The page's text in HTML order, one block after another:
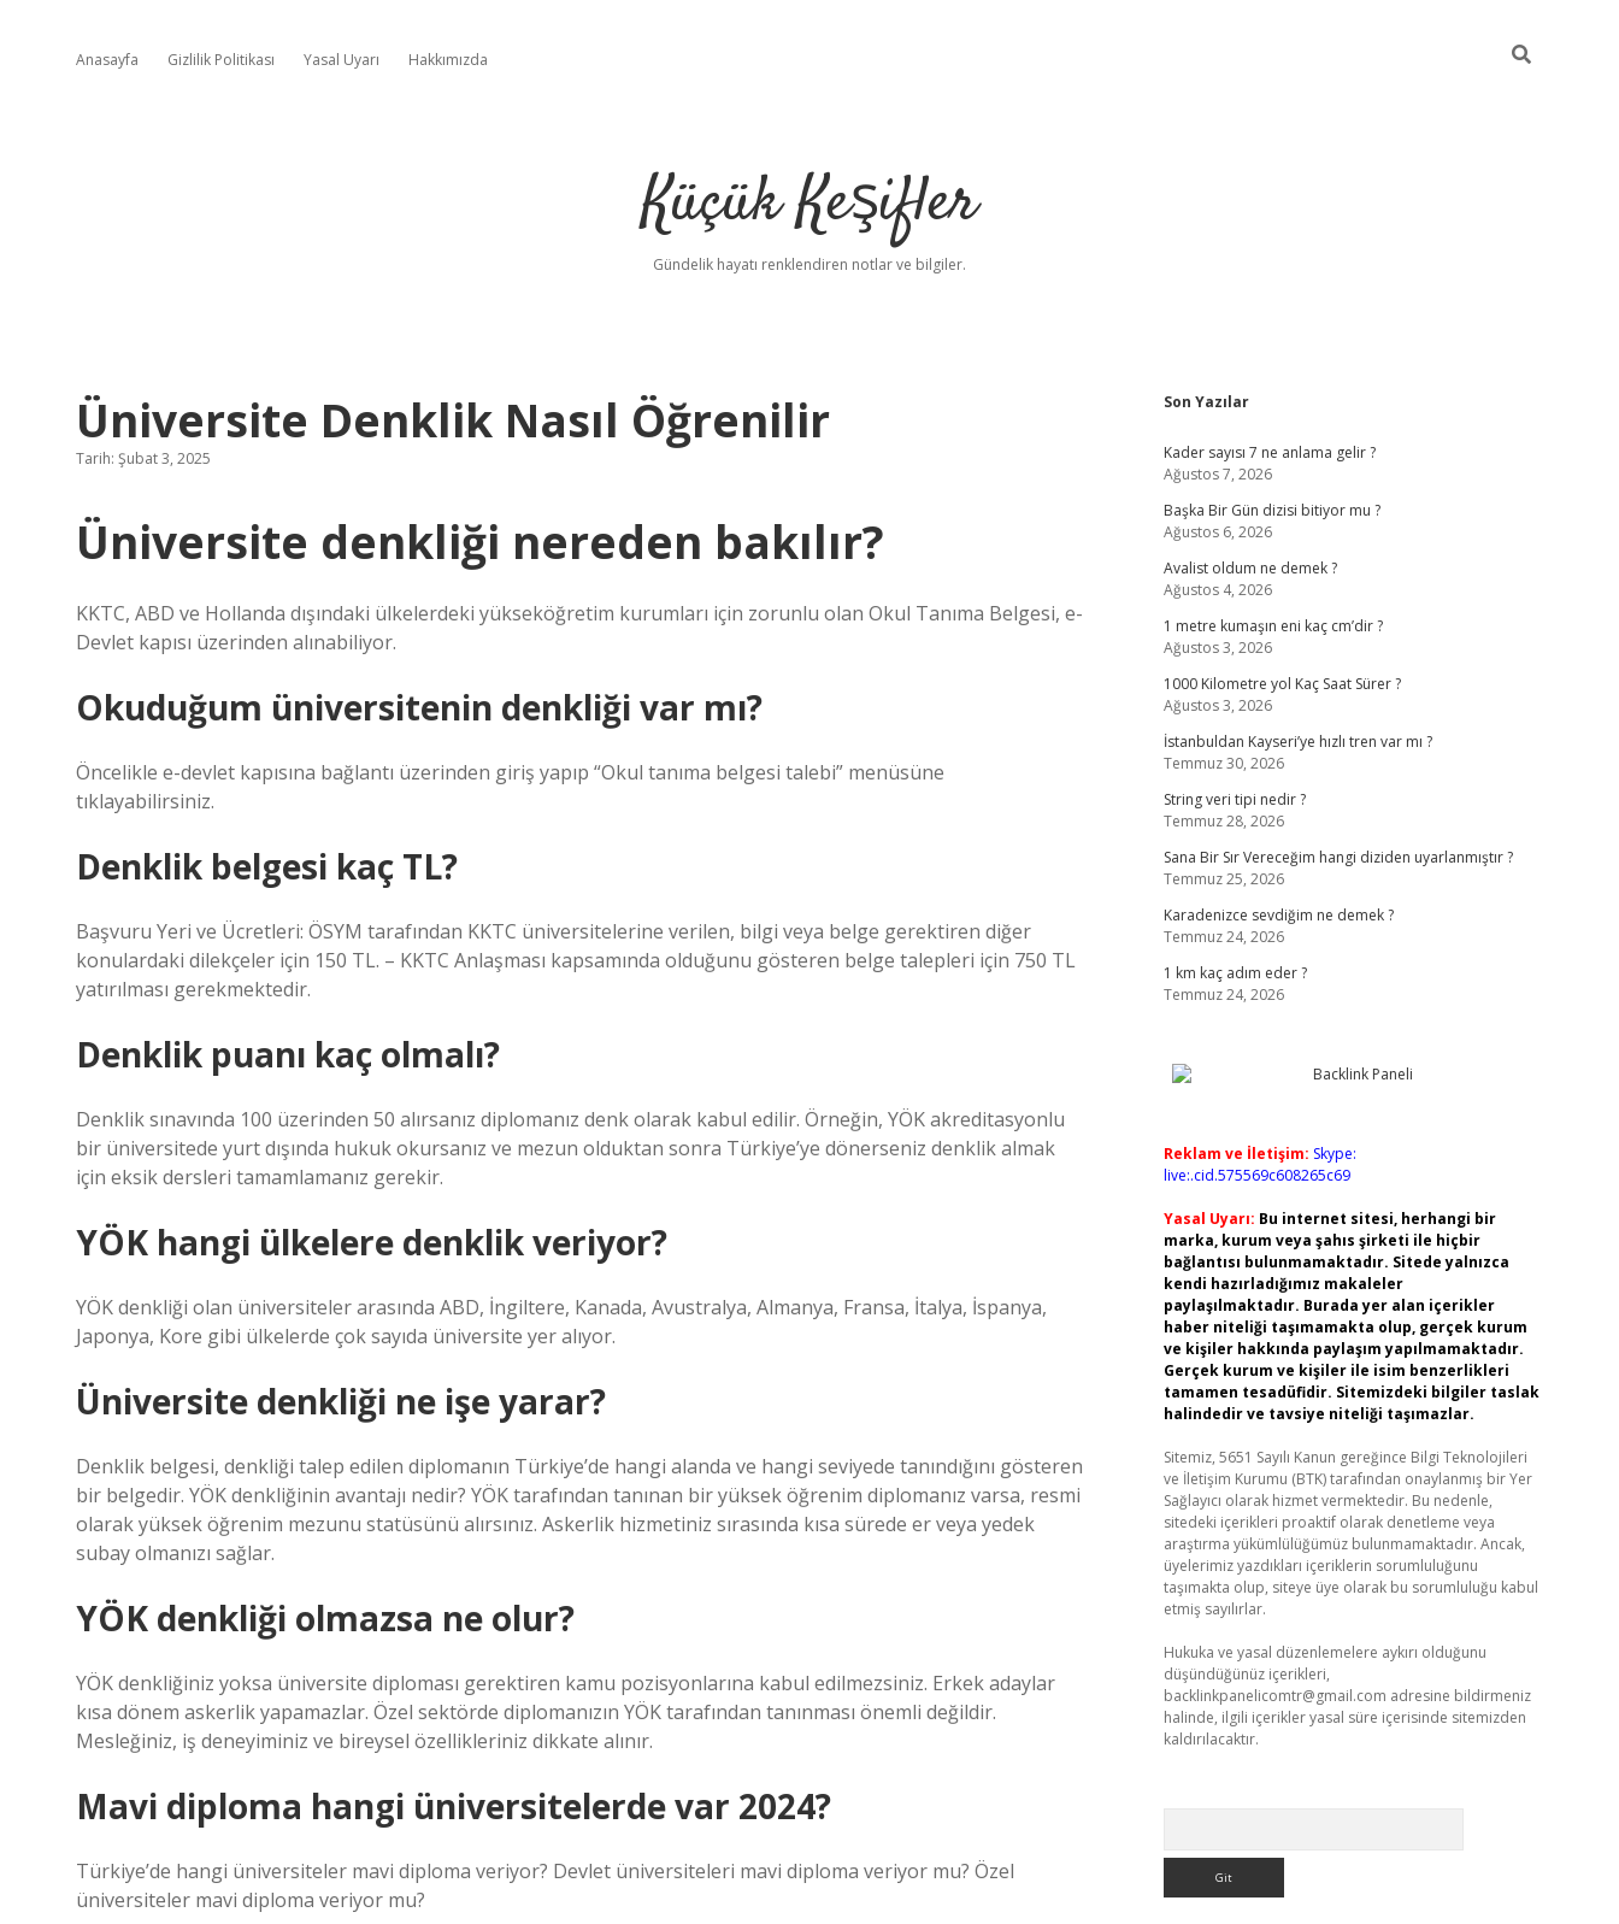
Anasayfa Gizlilik Politikası Yasal Uyarı Hakkımızda
Küçük Keşifler
Gündelik hayatı renklendiren notlar ve bilgiler.
Üniversite Denklik Nasıl Öğrenilir
Tarih: Şubat 3, 2025
Üniversite denkliği nereden bakılır?
KKTC, ABD ve Hollanda dışındaki ülkelerdeki yükseköğretim kurumları için zorunlu olan Okul Tanıma Belgesi, e-
Devlet kapısı üzerinden alınabiliyor.
Okuduğum üniversitenin denkliği var mı?
Öncelikle e-devlet kapısına bağlantı üzerinden giriş yapıp “Okul tanıma belgesi talebi” menüsüne
tıklayabilirsiniz.
Denklik belgesi kaç TL?
Başvuru Yeri ve Ücretleri: ÖSYM tarafından KKTC üniversitelerine verilen, bilgi veya belge gerektiren diğer
konulardaki dilekçeler için 150 TL. – KKTC Anlaşması kapsamında olduğunu gösteren belge talepleri için 750 TL
yatırılması gerekmektedir.
Denklik puanı kaç olmalı?
Denklik sınavında 100 üzerinden 50 alırsanız diplomanız denk olarak kabul edilir. Örneğin, YÖK akreditasyonlu
bir üniversitede yurt dışında hukuk okursanız ve mezun olduktan sonra Türkiye’ye dönerseniz denklik almak
için eksik dersleri tamamlamanız gerekir.
YÖK hangi ülkelere denklik veriyor?
YÖK denkliği olan üniversiteler arasında ABD, İngiltere, Kanada, Avustralya, Almanya, Fransa, İtalya, İspanya,
Japonya, Kore gibi ülkelerde çok sayıda üniversite yer alıyor.
Üniversite denkliği ne işe yarar?
Denklik belgesi, denkliği talep edilen diplomanın Türkiye’de hangi alanda ve hangi seviyede tanındığını gösteren
bir belgedir. YÖK denkliğinin avantajı nedir? YÖK tarafından tanınan bir yüksek öğrenim diplomanız varsa, resmi
olarak yüksek öğrenim mezunu statüsünü alırsınız. Askerlik hizmetiniz sırasında kısa sürede er veya yedek
subay olmanızı sağlar.
YÖK denkliği olmazsa ne olur?
YÖK denkliğiniz yoksa üniversite diploması gerektiren kamu pozisyonlarına kabul edilmezsiniz. Erkek adaylar
kısa dönem askerlik yapamazlar. Özel sektörde diplomanızın YÖK tarafından tanınması önemli değildir.
Mesleğiniz, iş deneyiminiz ve bireysel özellikleriniz dikkate alınır.
Mavi diploma hangi üniversitelerde var 2024?
Türkiye’de hangi üniversiteler mavi diploma veriyor? Devlet üniversiteleri mavi diploma veriyor mu? Özel
üniversiteler mavi diploma veriyor mu?
Sidebar
Son Yazılar
Kader sayısı 7 ne anlama gelir ?
Ağustos 7, 2026
Başka Bir Gün dizisi bitiyor mu ?
Ağustos 6, 2026
Avalist oldum ne demek ?
Ağustos 4, 2026
1 metre kumaşın eni kaç cm’dir ?
Ağustos 3, 2026
1000 Kilometre yol Kaç Saat Sürer ?
Ağustos 3, 2026
İstanbuldan Kayseri’ye hızlı tren var mı ?
Temmuz 30, 2026
String veri tipi nedir ?
Temmuz 28, 2026
Sana Bir Sır Vereceğim hangi diziden uyarlanmıştır ?
Temmuz 25, 2026
Karadenizce sevdiğim ne demek ?
Temmuz 24, 2026
1 km kaç adım eder ?
Temmuz 24, 2026
Reklam ve İletişim: Skype:
live:.cid.575569c608265c69
Yasal Uyarı: Bu internet sitesi, herhangi bir
marka, kurum veya şahıs şirketi ile hiçbir
bağlantısı bulunmamaktadır. Sitede yalnızca
kendi hazırladığımız makaleler
paylaşılmaktadır. Burada yer alan içerikler
haber niteliği taşımamakta olup, gerçek kurum
ve kişiler hakkında paylaşım yapılmamaktadır.
Gerçek kurum ve kişiler ile isim benzerlikleri
tamamen tesadüfidir. Sitemizdeki bilgiler taslak
halindedir ve tavsiye niteliği taşımazlar.
Sitemiz, 5651 Sayılı Kanun gereğince Bilgi Teknolojileri
ve İletişim Kurumu (BTK) tarafından onaylanmış bir Yer
Sağlayıcı olarak hizmet vermektedir. Bu nedenle,
sitedeki içerikleri proaktif olarak denetleme veya
araştırma yükümlülüğümüz bulunmamaktadır. Ancak,
üyelerimiz yazdıkları içeriklerin sorumluluğunu
taşımakta olup, siteye üye olarak bu sorumluluğu kabul
etmiş sayılırlar.
Hukuka ve yasal düzenlemelere aykırı olduğunu
düşündüğünüz içerikleri,
backlinkpanelicomtr@gmail.com adresine bildirmeniz
halinde, ilgili içerikler yasal süre içerisinde sitemizden
kaldırılacaktır.